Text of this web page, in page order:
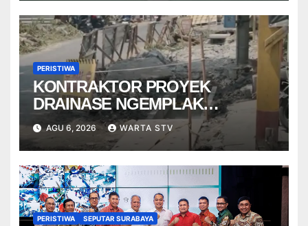
PERISTIWA
KONTRAKTOR PROYEK
DRAINASE NGEMPLAK
DISANKSI USAI WARGA
TERPELESET
AGU 6, 2026 WARTA STV
PERISTIWA SEPUTAR SURABAYA